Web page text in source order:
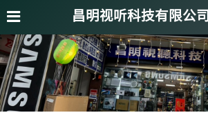
昌明视听科技有限公司